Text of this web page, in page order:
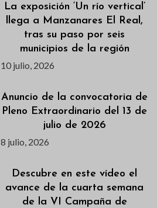
La exposición ‘Un río vertical’
llega a Manzanares El Real,
tras su paso por seis
municipios de la región
10 julio, 2026
Anuncio de la convocatoria de
Pleno Extraordinario del 13 de
julio de 2026
8 julio, 2026
Descubre en este vídeo el
avance de la cuarta semana
de la VI Campaña de